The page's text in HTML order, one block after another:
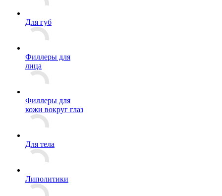
Для губ
Филлеры для
лица
Филлеры для
кожи вокруг глаз
Для тела
Липолитики